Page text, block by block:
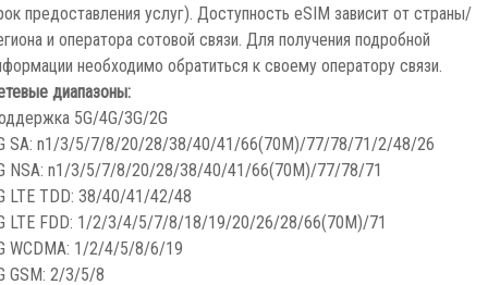
предоставления услуг). Доступность eSIM зависит от страны/
и оператора сотовой связи. Для получения подробной
необходимо обратиться к своему оператору связи.
диапазоны:
5G/4G/3G/2G
SA: n1/3/5/7/8/20/28/38/40/41/66(70M)/77/78/71/2/48/26
NSA: n1/3/5/7/8/20/28/38/40/41/66(70M)/77/78/71
LTE TDD: 38/40/41/42/48
LTE FDD: 1/2/3/4/5/7/8/18/19/20/26/28/66(70M)/71
WCDMA: 1/2/4/5/8/6/19
GSM: 2/3/5/8